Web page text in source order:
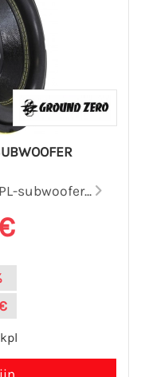
subwoofer...